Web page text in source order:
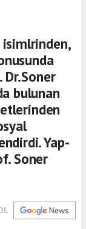
isimlrinden,
bulunan
Yap-
Soner